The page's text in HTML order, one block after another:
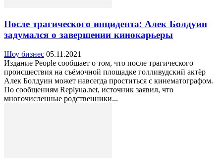
После трагического инцидента: Алек Болдуин
задумался о завершении кинокарьеры
Шоу бизнес 05.11.2021
Издание People сообщает о том, что после трагического
происшествия на съёмочной площадке голливудский актёр
Алек Болдуин может навсегда проститься с кинематографом.
По сообщениям Replyua.net, источник заявил, что
многочисленные родственники...